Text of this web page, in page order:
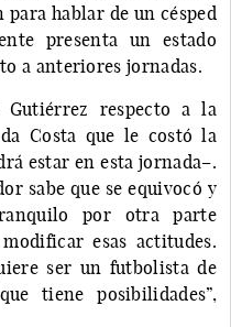
hablar de un césped
presenta un estado
a anteriores jornadas.
Gutiérrez respecto a la
Costa que le costó la
estar en esta jornada–.
sabe que se equivocó y
por otra parte
esas actitudes.
ser un futbolista de
tiene posibilidades”,